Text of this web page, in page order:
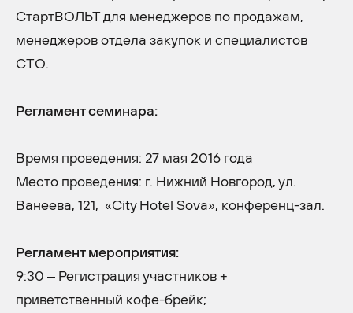
СтартВОЛЬТ для менеджеров по продажам,
менеджеров отдела закупок и специалистов
СТО.
Регламент семинара:
Время проведения: 27 мая 2016 года
Место проведения: г. Нижний Новгород, ул.
Ванеева, 121, «City Hotel Sova», конференц-зал.
Регламент мероприятия:
9:30 – Регистрация участников +
приветственный кофе-брейк;